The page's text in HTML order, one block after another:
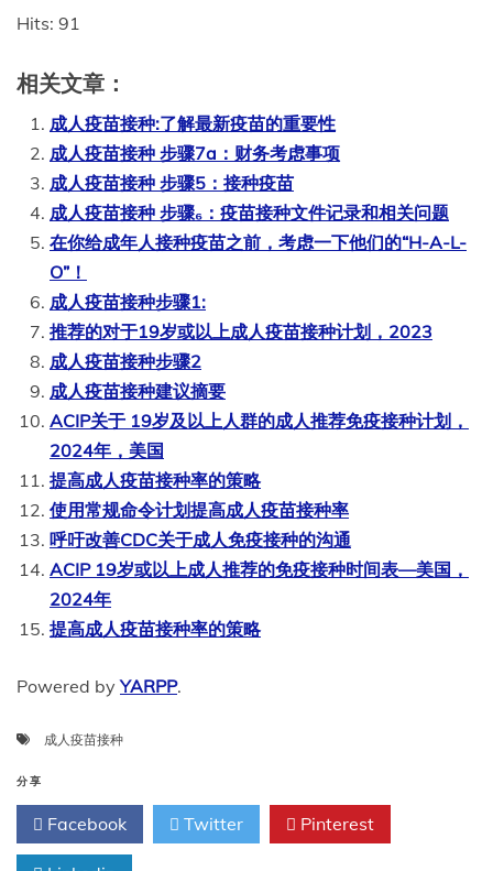
Hits: 91
相关文章：
成人疫苗接种:了解最新疫苗的重要性
成人疫苗接种 步骤7a：财务考虑事项
成人疫苗接种 步骤5：接种疫苗
成人疫苗接种 步骤₆：疫苗接种文件记录和相关问题
在你给成年人接种疫苗之前，考虑一下他们的“H-A-L-
O”！
成人疫苗接种步骤1:
推荐的对于19岁或以上成人疫苗接种计划，2023
成人疫苗接种步骤2
成人疫苗接种建议摘要
ACIP关于 19岁及以上人群的成人推荐免疫接种计划，
2024年，美国
提高成人疫苗接种率的策略
使用常规命令计划提高成人疫苗接种率
呼吁改善CDC关于成人免疫接种的沟通
ACIP 19岁或以上成人推荐的免疫接种时间表—美国，
2024年
提高成人疫苗接种率的策略
Powered byYARPP.
成人疫苗接种
分享
Facebook Twitter Pinterest